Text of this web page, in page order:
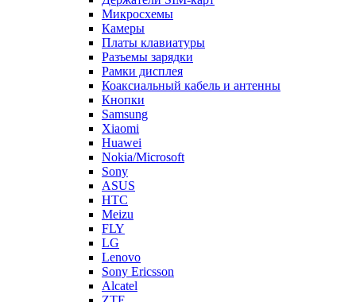
Микросхемы
Камеры
Платы клавиатуры
Разъемы зарядки
Рамки дисплея
Коаксиальный кабель и антенны
Кнопки
Samsung
Xiaomi
Huawei
Nokia/Microsoft
Sony
ASUS
HTC
Meizu
FLY
LG
Lenovo
Sony Ericsson
Alcatel